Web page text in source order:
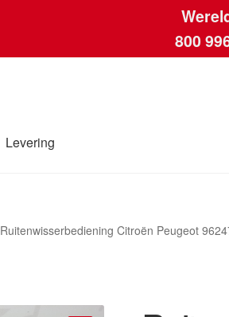
800
Levering
Ruitenwisserbediening Citroën Peugeot